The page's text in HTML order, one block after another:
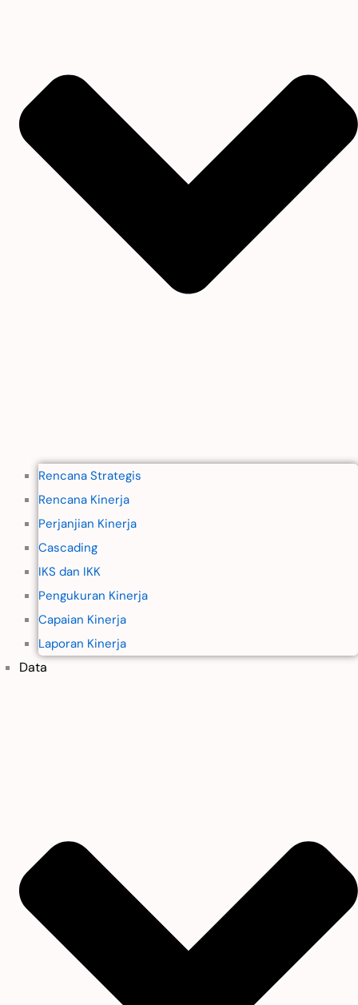
Rencana Strategis
Rencana Kinerja
Perjanjian Kinerja
Cascading
IKS dan IKK
Pengukuran Kinerja
Capaian Kinerja
Laporan Kinerja
Data